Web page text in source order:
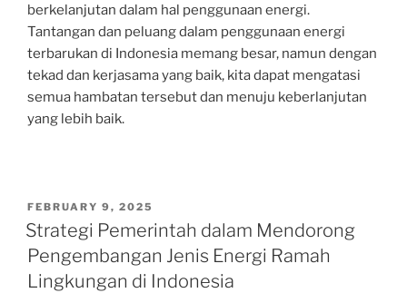
berkelanjutan dalam hal penggunaan energi.
Tantangan dan peluang dalam penggunaan energi
terbarukan di Indonesia memang besar, namun dengan
tekad dan kerjasama yang baik, kita dapat mengatasi
semua hambatan tersebut dan menuju keberlanjutan
yang lebih baik.
POSTED
ON
FEBRUARY 9, 2025
Strategi Pemerintah dalam Mendorong
Pengembangan Jenis Energi Ramah
Lingkungan di Indonesia